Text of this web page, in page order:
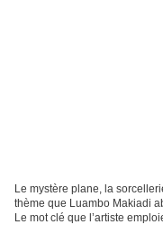
Le mystère plane, la
thème que Luambo Makiadi
Le mot clé que l’artiste